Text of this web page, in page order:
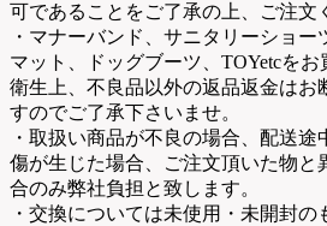
可であることをご了承の上、ご注文
・マナーバンド、サニタリーショー
マット、ドッグブーツ、TOYetcをお
衛生上、不良品以外の返品返金はお
すのでご了承下さいませ。
・取扱い商品が不良の場合、配送
傷が生じた場合、ご注文頂いた物と
合のみ弊社負担と致します。
・交換については未使用・未開封の